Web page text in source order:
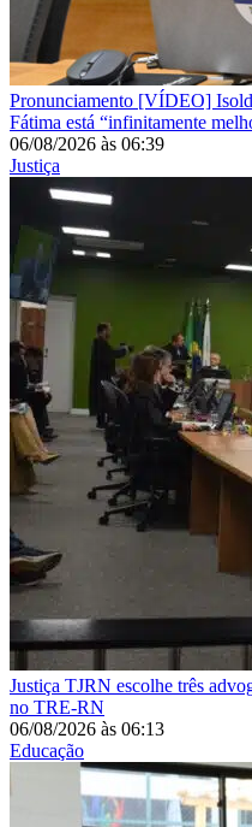
Pronunciamento [VÍDEO]
Fátima está “infinitamente
06/08/2026 às 06:39
Justiça
Justiça TJRN escolhe três
no TRE-RN
06/08/2026 às 06:13
Educação